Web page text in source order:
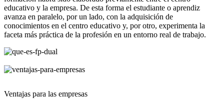
educativo y la empresa. De esta forma el estudiante o aprendiz
avanza en paralelo, por un lado, con la adquisición de
conocimientos en el centro educativo y, por otro, experimenta la
faceta más práctica de la profesión en un entorno real de trabajo.
Ventajas para las empresas